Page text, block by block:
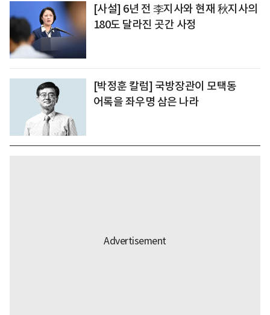
[사설] 6년 전 李지사와 현재 秋지사의
180도 달라진 곳간 사정
[박정훈 칼럼] 국방장관이 모택동
어록을 좌우명 삼은 나라